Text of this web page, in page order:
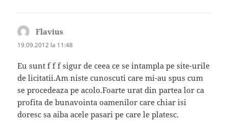
Flavius
19.09.2012 la 11:48
Eu sunt f f f sigur de ceea ce se intampla pe site-urile
de licitatii.Am niste cunoscuti care mi-au spus cum
se procedeaza pe acolo.Foarte urat din partea lor ca
profita de bunavointa oamenilor care chiar isi
doresc sa aiba acele pasari pe care le platesc.